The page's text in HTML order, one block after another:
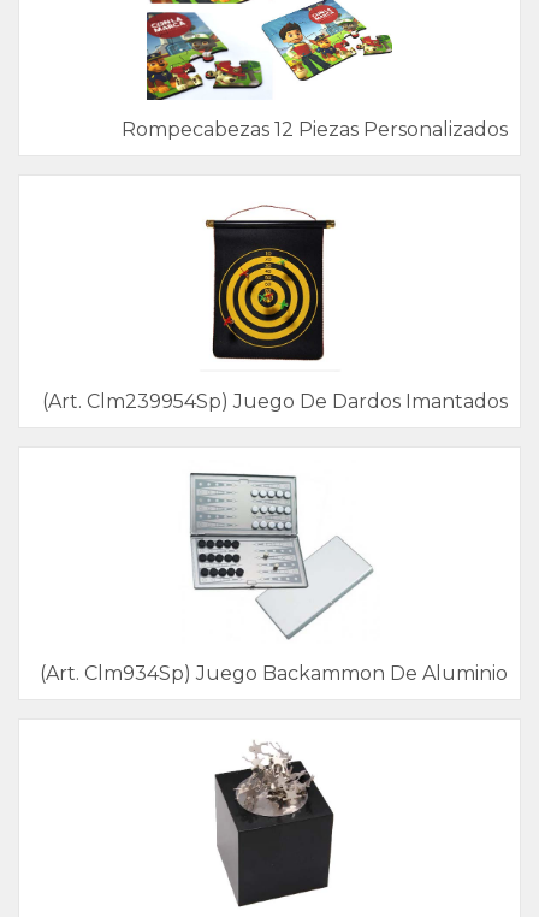
Rompecabezas 12 Piezas Personalizados
(Art. Clm239954Sp) Juego De Dardos Imantados
(Art. Clm934Sp) Juego Backammon De Aluminio